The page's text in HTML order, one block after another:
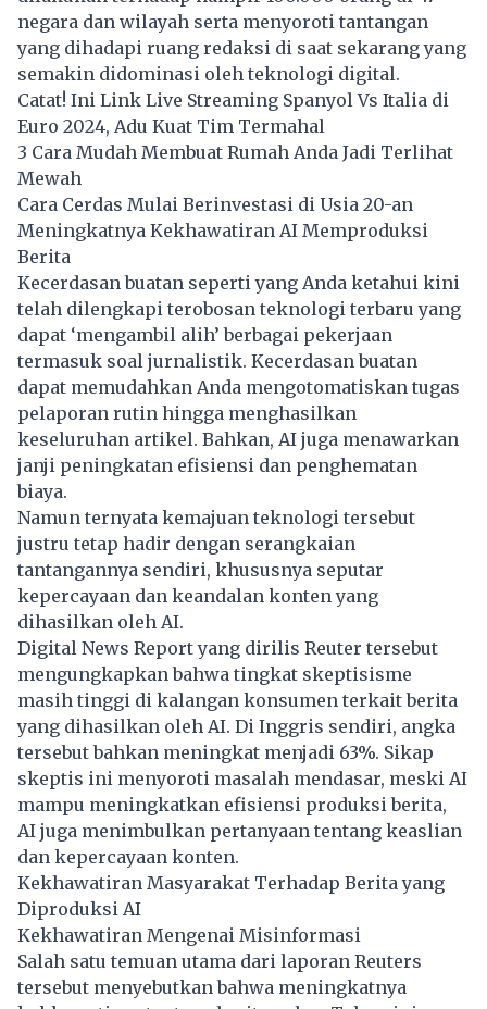
negara dan wilayah serta menyoroti tantangan
yang dihadapi ruang redaksi di saat sekarang yang
semakin didominasi oleh teknologi digital.
Catat! Ini Link Live Streaming Spanyol Vs Italia di
Euro 2024, Adu Kuat Tim Termahal
3 Cara Mudah Membuat Rumah Anda Jadi Terlihat
Mewah
Cara Cerdas Mulai Berinvestasi di Usia 20-an
Meningkatnya Kekhawatiran AI Memproduksi
Berita
Kecerdasan buatan seperti yang Anda ketahui kini
telah dilengkapi terobosan teknologi terbaru yang
dapat ‘mengambil alih’ berbagai pekerjaan
termasuk soal jurnalistik. Kecerdasan buatan
dapat memudahkan Anda mengotomatiskan tugas
pelaporan rutin hingga menghasilkan
keseluruhan artikel. Bahkan, AI juga menawarkan
janji peningkatan efisiensi dan penghematan
biaya.
Namun ternyata kemajuan teknologi tersebut
justru tetap hadir dengan serangkaian
tantangannya sendiri, khususnya seputar
kepercayaan dan keandalan konten yang
dihasilkan oleh AI.
Digital News Report yang dirilis Reuter tersebut
mengungkapkan bahwa tingkat skeptisisme
masih tinggi di kalangan konsumen terkait berita
yang dihasilkan oleh AI. Di Inggris sendiri, angka
tersebut bahkan meningkat menjadi 63%. Sikap
skeptis ini menyoroti masalah mendasar, meski AI
mampu meningkatkan efisiensi produksi berita,
AI juga menimbulkan pertanyaan tentang keaslian
dan kepercayaan konten.
Kekhawatiran Masyarakat Terhadap Berita yang
Diproduksi AI
Kekhawatiran Mengenai Misinformasi
Salah satu temuan utama dari laporan Reuters
tersebut menyebutkan bahwa meningkatnya